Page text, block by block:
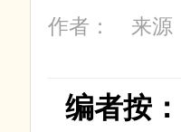
作者： 来源
编者按：